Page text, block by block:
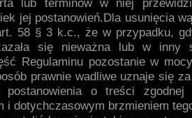
jej postanowień.Dla usunięcia
58 § 3 k.c., że w przypadku,
się nieważna lub w inny
Regulaminu pozostanie w
prawnie wadliwe uznaje się
o treści zgodnej
i dotychczasowym brzmieniem